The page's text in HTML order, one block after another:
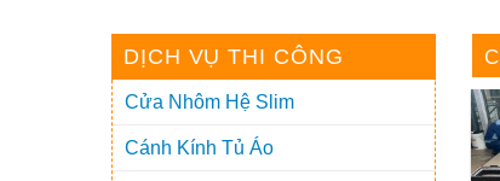
DỊCH VỤ THI CÔNG
Cửa Nhôm Hệ Slim
Cánh Kính Tủ Áo